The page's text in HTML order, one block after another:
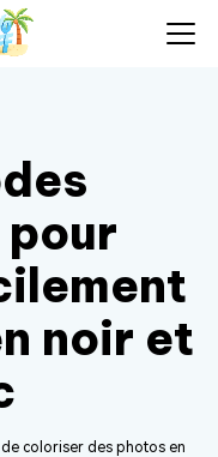
noir et
coloriser des photos en